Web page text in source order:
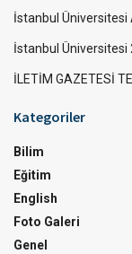
İstanbul Üniversitesi
İstanbul Üniversitesi
İLETİM GAZETESİ
Kategoriler
Bilim
Eğitim
English
Foto Galeri
Genel